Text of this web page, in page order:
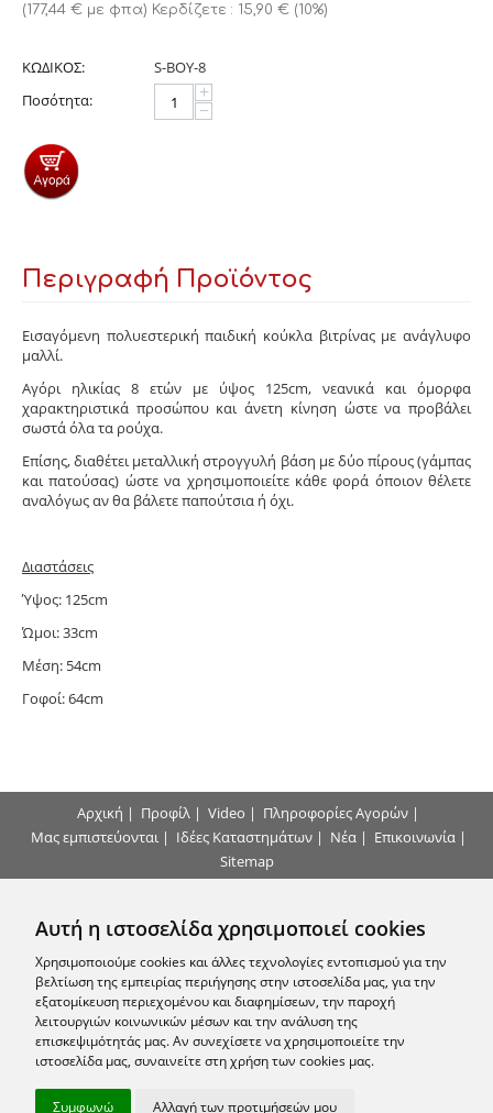
Αυτή η ιστοσελίδα χρησιμοποιεί cookies
Χρησιμοποιούμε cookies και άλλες τεχνολογίες εντοπισμού για την
βελτίωση της εμπειρίας περιήγησης στην ιστοσελίδα μας, για την
εξατομίκευση περιεχομένου και διαφημίσεων, την παροχή
λειτουργιών κοινωνικών μέσων και την ανάλυση της
επισκεψιμότητάς μας. Αν συνεχίσετε να χρησιμοποιείτε την
ιστοσελίδα μας, συναινείτε στη χρήση των cookies μας.
Συμφωνώ Αλλαγή των προτιμήσεών μου
(177,44 € με φπα) Κερδίζετε : 15,90 € (10%)
ΚΩΔΙΚΟΣ:
S-BOY-8
Ποσότητα:
+
−
Περιγραφή Προϊόντος
Εισαγόμενη πολυεστερική παιδική κούκλα βιτρίνας με ανάγλυφο
μαλλί.
Αγόρι ηλικίας 8 ετών με ύψος 125cm, νεανικά και όμορφα
χαρακτηριστικά προσώπου και άνετη κίνηση ώστε να προβάλει
σωστά όλα τα ρούχα.
Επίσης, διαθέτει μεταλλική στρογγυλή βάση με δύο πίρους (γάμπας
και πατούσας) ώστε να χρησιμοποιείτε κάθε φορά όποιον θέλετε
αναλόγως αν θα βάλετε παπούτσια ή όχι.
Διαστάσεις
Ύψος: 125cm
Ώμοι: 33cm
Μέση: 54cm
Γοφοί: 64cm
Αρχική | Προφίλ | Video | Πληροφορίες Αγορών |
Μας εμπιστεύονται| Ιδέες Καταστημάτων| Νέα| Επικοινωνία|
Sitemap
Επικοινωνήστε μαζί μας
Εγγραφείτε στο Newsletter μας
Ακολουθήστε μας